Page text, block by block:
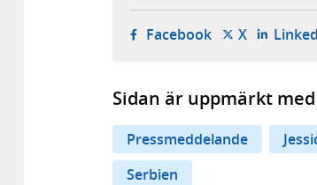
Facebook- öppnas i ny
X- öppnas i
Sidan är uppmärkt
Pressmeddelande
Serbien